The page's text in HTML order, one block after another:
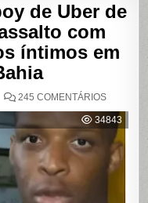
de Uber de
com
íntimos em
245 COMENTÁRIOSEM
ACUSA
DE
UBER
DE
EM
34843